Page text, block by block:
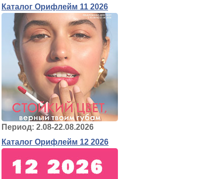
Каталог Орифлейм 11 2026
Период: 2.08-22.08.2026
Каталог Орифлейм 12 2026